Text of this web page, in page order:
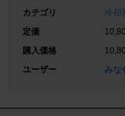
カテゴリ
冷却
定価
購入価格
ユーザー
みな